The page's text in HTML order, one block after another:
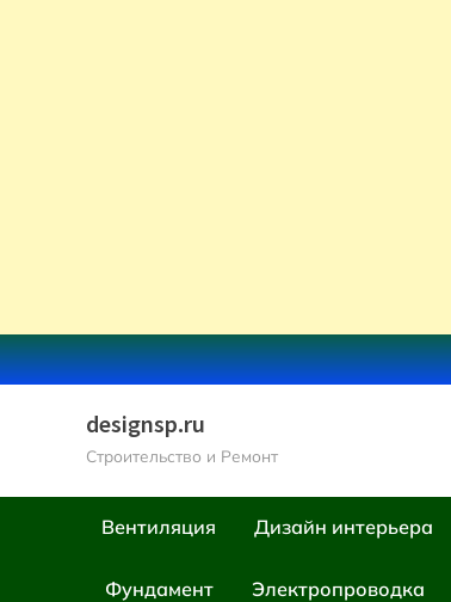
Skip
to
designsp.ru
Строительство и Ремонт
Вентиляция Дизайн интерьера
Фундамент Электропроводка